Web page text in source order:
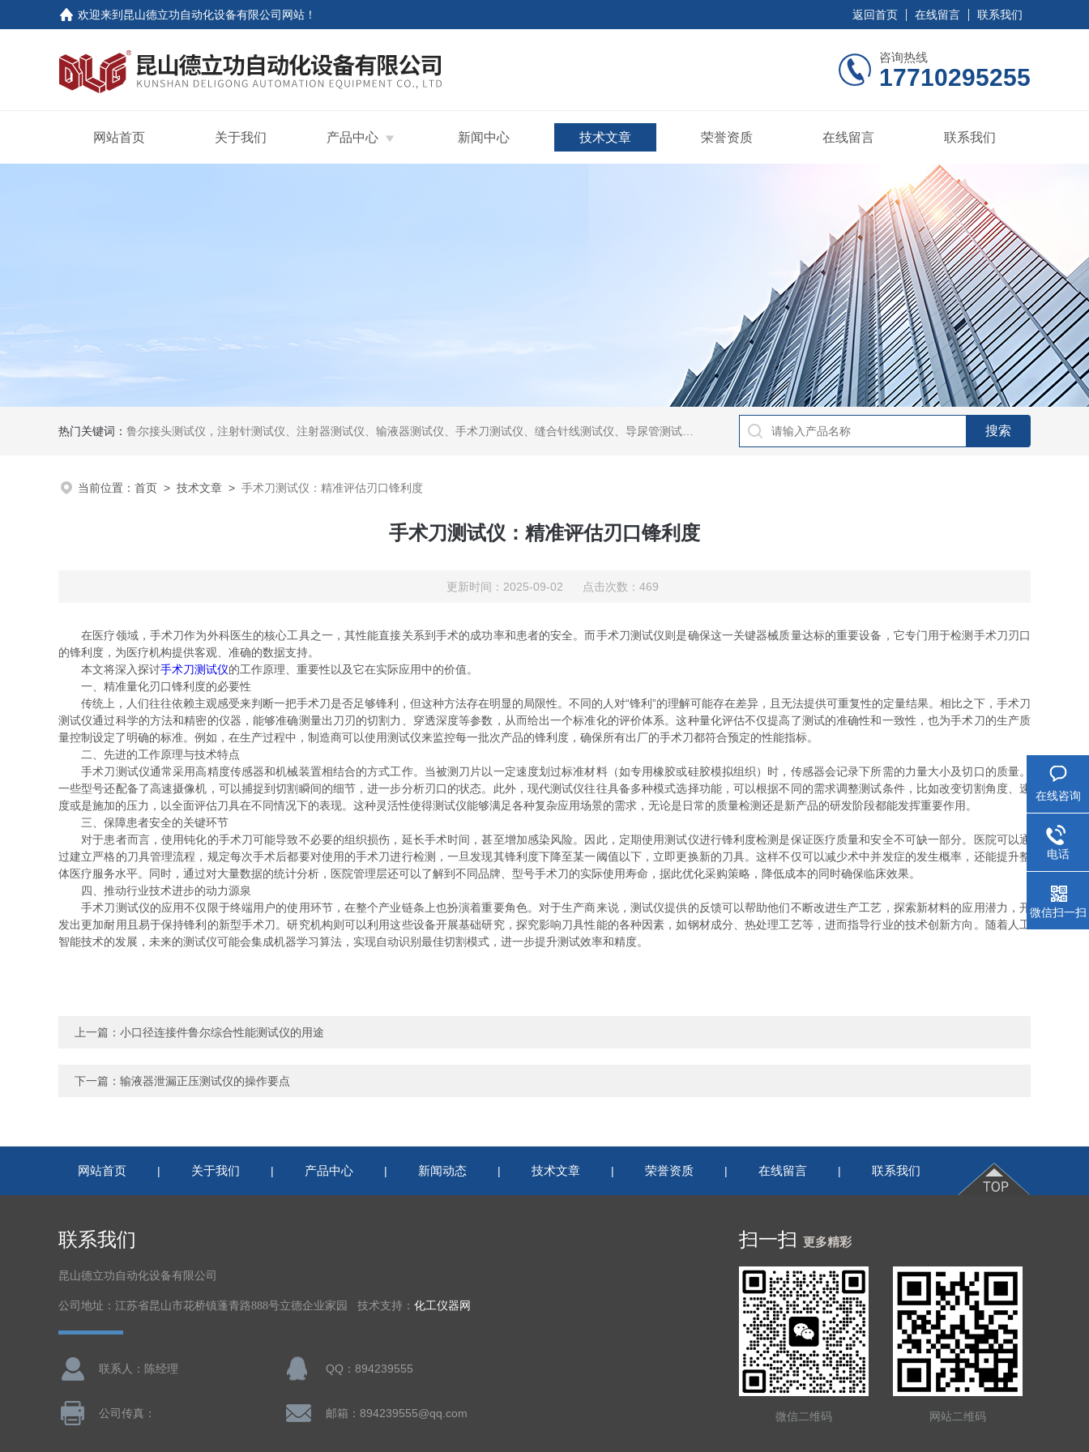
欢迎来到 昆山德立功自动化设备有限公司网站 ！ 返回首页 在线留言 联系我们
咨询热线
17710295255
网站首页 关于我们 产品中心 新闻中心 技术文章 荣誉资质 在线留言 联系我们
热门关键词： 鲁尔接头测试仪，注射针测试仪、注射器测试仪、输液器测试仪、手术刀测试仪、缝合针线测试仪、导尿管测试仪、医用镊钳测试仪、导引管导丝测试仪、针灸针测试仪、留置针测试仪
当前位置： 首页 > 技术文章 > 手术刀测试仪：精准评估刃口锋利度
手术刀测试仪：精准评估刃口锋利度
更新时间：2025-09-02 点击次数：469
在医疗领域，手术刀作为外科医生的核心工具之一，其性能直接关系到手术的成功率和患者的安全。而手术刀测试仪则是确保这一关键器械质量达标的重要设备，它专门用于检测手术刀刃口
的锋利度，为医疗机构提供客观、准确的数据支持。
本文将深入探讨手术刀测试仪的工作原理、重要性以及它在实际应用中的价值。
一、精准量化刃口锋利度的必要性
传统上，人们往往依赖主观感受来判断一把手术刀是否足够锋利，但这种方法存在明显的局限性。不同的人对“锋利”的理解可能存在差异，且无法提供可重复性的定量结果。相比之下，手术刀
测试仪通过科学的方法和精密的仪器，能够准确测量出刀刃的切割力、穿透深度等参数，从而给出一个标准化的评价体系。这种量化评估不仅提高了测试的准确性和一致性，也为手术刀的生产质
量控制设定了明确的标准。例如，在生产过程中，制造商可以使用测试仪来监控每一批次产品的锋利度，确保所有出厂的手术刀都符合预定的性能指标。
二、先进的工作原理与技术特点
手术刀测试仪通常采用高精度传感器和机械装置相结合的方式工作。当被测刀片以一定速度划过标准材料（如专用橡胶或硅胶模拟组织）时，传感器会记录下所需的力量大小及切口的质量。
一些型号还配备了高速摄像机，可以捕捉到切割瞬间的细节，进一步分析刃口的状态。此外，现代测试仪往往具备多种模式选择功能，可以根据不同的需求调整测试条件，比如改变切割角度、速
度或是施加的压力，以全面评估刀具在不同情况下的表现。这种灵活性使得测试仪能够满足各种复杂应用场景的需求，无论是日常的质量检测还是新产品的研发阶段都能发挥重要作用。
三、保障患者安全的关键环节
对于患者而言，使用钝化的手术刀可能导致不必要的组织损伤，延长手术时间，甚至增加感染风险。因此，定期使用测试仪进行锋利度检测是保证医疗质量和安全不可缺一部分。医院可以通
过建立严格的刀具管理流程，规定每次手术后都要对使用的手术刀进行检测，一旦发现其锋利度下降至某一阈值以下，立即更换新的刀具。这样不仅可以减少术中并发症的发生概率，还能提升整
体医疗服务水平。同时，通过对大量数据的统计分析，医院管理层还可以了解到不同品牌、型号手术刀的实际使用寿命，据此优化采购策略，降低成本的同时确保临床效果。
四、推动行业技术进步的动力源泉
手术刀测试仪的应用不仅限于终端用户的使用环节，在整个产业链条上也扮演着重要角色。对于生产商来说，测试仪提供的反馈可以帮助他们不断改进生产工艺，探索新材料的应用潜力，开
发出更加耐用且易于保持锋利的新型手术刀。研究机构则可以利用这些设备开展基础研究，探究影响刀具性能的各种因素，如钢材成分、热处理工艺等，进而指导行业的技术创新方向。随着人工
智能技术的发展，未来的测试仪可能会集成机器学习算法，实现自动识别最佳切割模式，进一步提升测试效率和精度。
上一篇： 小口径连接件鲁尔综合性能测试仪的用途
下一篇： 输液器泄漏正压测试仪的操作要点
网站首页 | 关于我们 | 产品中心 | 新闻动态 | 技术文章 | 荣誉资质 | 在线留言 | 联系我们
联系我们
昆山德立功自动化设备有限公司
公司地址：江苏省昆山市花桥镇蓬青路888号立德企业家园 技术支持： 化工仪器网
联系人：陈经理 QQ：894239555
公司传真： 邮箱：894239555@qq.com
扫一扫 更多精彩
微信二维码 网站二维码
在线咨询
电话
微信扫一扫